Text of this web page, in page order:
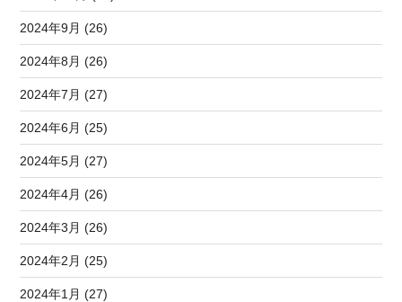
2024年9月 (26)
2024年8月 (26)
2024年7月 (27)
2024年6月 (25)
2024年5月 (27)
2024年4月 (26)
2024年3月 (26)
2024年2月 (25)
2024年1月 (27)